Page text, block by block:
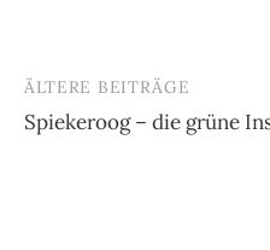
Beitragsnavigation
ÄLTERE BEITRÄGE
Spiekeroog – die grüne